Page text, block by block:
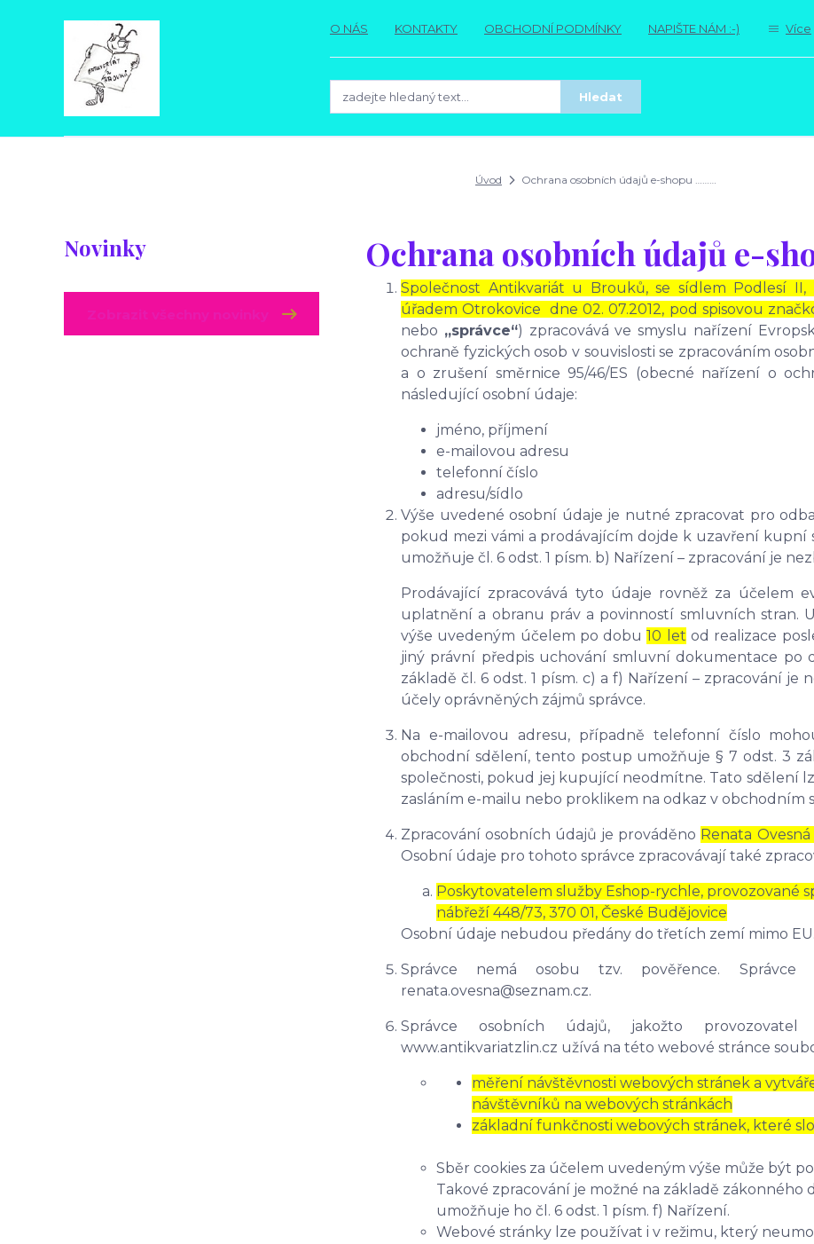
O NÁS KONTAKTY OBCHODNÍ PODMÍNKY NAPIŠTE NÁM :-) Více
Hledat
Úvod Ochrana osobních údajů e-shopu ………
Novinky Ochrana osobních údajů e-
Společnost Antikvariát u Brouků, se sídlem Podlesí II,
úřadem Otrokovice dne 02. 07.2012, pod spisovou
nebo „správce“) zpracovává ve smyslu nařízení
ochraně fyzických osob v souvislosti se zpracováním
a o zrušení směrnice 95/46/ES (obecné nařízení o
následující osobní údaje:
jméno, příjmení
e-mailovou adresu
telefonní číslo
adresu/sídlo
Výše uvedené osobní údaje je nutné zpracovat pro
pokud mezi vámi a prodávajícím dojde k uzavření kupní
umožňuje čl. 6 odst. 1 písm. b) Nařízení – zpracování je
Prodávající zpracovává tyto údaje rovněž za účelem
uplatnění a obranu práv a povinností smluvních stran.
výše uvedeným účelem po dobu10 let od realizace
jiný právní předpis uchování smluvní dokumentace po
základě čl. 6 odst. 1 písm. c) a f) Nařízení – zpracování
účely oprávněných zájmů správce.
Na e-mailovou adresu, případně telefonní číslo
obchodní sdělení, tento postup umožňuje § 7 odst. 3
společnosti, pokud jej kupující neodmítne. Tato sdělení
zasláním e-mailu nebo proklikem na odkaz v obchodním
Zpracování osobních údajů je prováděno Renata
Osobní údaje pro tohoto správce zpracovávají také
Poskytovatelem služby Eshop-rychle, provozované
nábřeží 448/73, 370 01, České Budějovice
Osobní údaje nebudou předány do třetích zemí mimo EU.
Správce nemá osobu tzv. pověřence.
renata.ovesna@seznam.cz.
Správce osobních údajů, jakožto
www.antikvariatzlin.cz užívá na této webové stránce
měření návštěvnosti webových stránek a
návštěvníků na webových stránkách
základní funkčnosti webových stránek, které
Sběr cookies za účelem uvedeným výše může být
Takové zpracování je možné na základě zákonného
umožňuje ho čl. 6 odst. 1 písm. f) Nařízení.
Webové stránky lze používat i v režimu, který